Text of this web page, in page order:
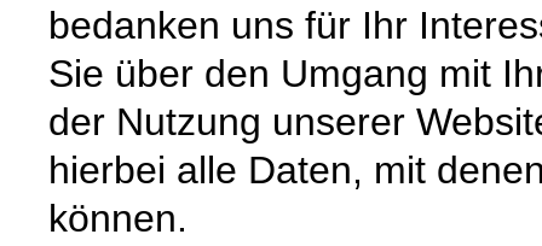
bedanken uns für Ihr
Sie über den Umgang mit
der Nutzung unserer
hierbei alle Daten, mit
können.